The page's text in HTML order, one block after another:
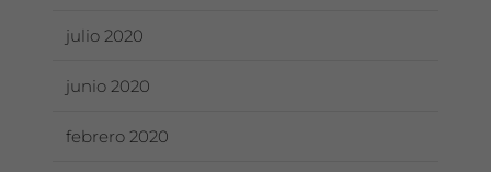
julio 2020
junio 2020
febrero 2020